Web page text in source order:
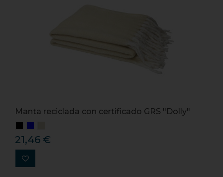
Manta reciclada con certificado GRS "Dolly"
21,46 €